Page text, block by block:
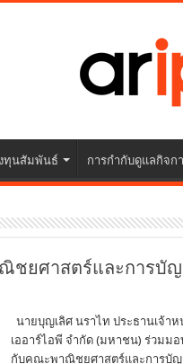
ทุนสัมพันธ์ การกำกับดูแลกิจก
ชยศาสตร์และการบั
นายบุญเลิศ นราไท ประธานเจ้า
เออาร์ไอพี จำกัด (มหาชน) ร่วมม
กับคณะพาณิชยศาสตร์และการบั